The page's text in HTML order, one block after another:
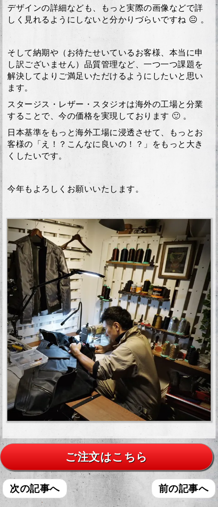
デザインの詳細なども、もっと実際の画像などで詳
しく見れるようにしないと分かりづらいですね 😐 。
そして納期や（お待たせいているお客様、本当に申
し訳ございません）品質管理など、一つ一つ課題を
解決してよりご満足いただけるようにしたいと思い
ます。
スタージス・レザー・スタジオは海外の工場と分業
することで、今の価格を実現しております 🙂 。
日本基準をもっと海外工場に浸透させて、もっとお
客様の「え！？こんなに良いの！？」をもっと大き
くしたいです。
今年もよろしくお願いいたします。
ご注文はこちら
次の記事へ 前の記事へ